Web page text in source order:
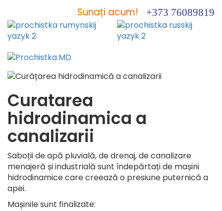
Sunați acum! +373 76089819
Curatarea
hidrodinamica a
canalizarii
Saboții de apă pluvială, de drenaj, de canalizare
menajeră și industrială sunt îndepărtați de mașini
hidrodinamice care creează o presiune puternică a
apei.
Mașinile sunt finalizate: